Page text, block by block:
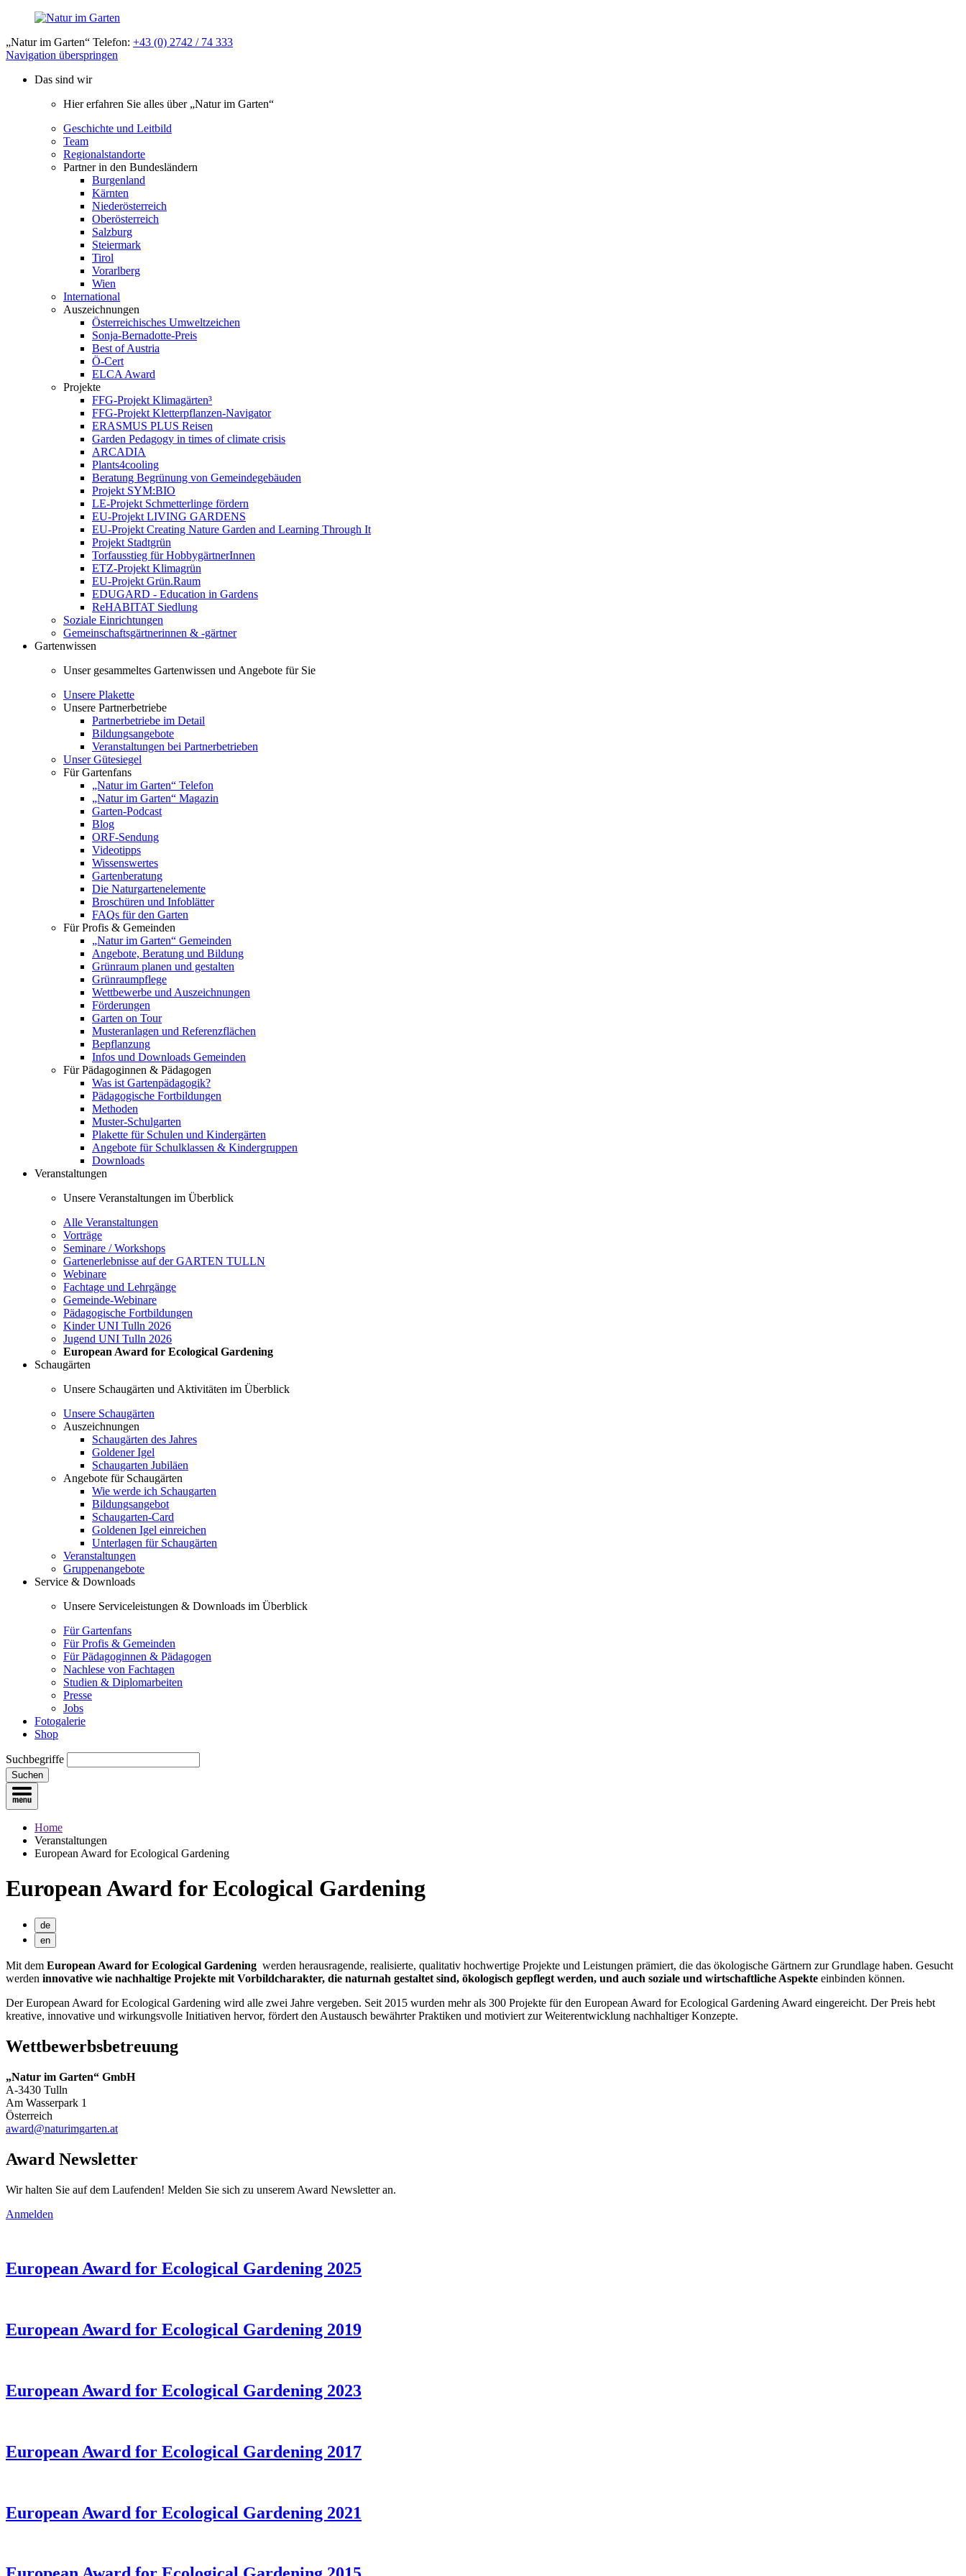
„Natur im Garten“ Telefon: +43 (0) 2742 / 74 333
Navigation überspringen
Das sind wir
Hier erfahren Sie alles über „Natur im Garten“
Geschichte und Leitbild
Team
Regionalstandorte
Partner in den Bundesländern
Burgenland
Kärnten
Niederösterreich
Oberösterreich
Salzburg
Steiermark
Tirol
Vorarlberg
Wien
International
Auszeichnungen
Österreichisches Umweltzeichen
Sonja-Bernadotte-Preis
Best of Austria
Ö-Cert
ELCA Award
Projekte
FFG-Projekt Klimagärten³
FFG-Projekt Kletterpflanzen-Navigator
ERASMUS PLUS Reisen
Garden Pedagogy in times of climate crisis
ARCADIA
Plants4cooling
Beratung Begrünung von Gemeindegebäuden
Projekt SYM:BIO
LE-Projekt Schmetterlinge fördern
EU-Projekt LIVING GARDENS
EU-Projekt Creating Nature Garden and Learning Through It
Projekt Stadtgrün
Torfausstieg für HobbygärtnerInnen
ETZ-Projekt Klimagrün
EU-Projekt Grün.Raum
EDUGARD - Education in Gardens
ReHABITAT Siedlung
Soziale Einrichtungen
Gemeinschaftsgärtnerinnen & -gärtner
Gartenwissen
Unser gesammeltes Gartenwissen und Angebote für Sie
Unsere Plakette
Unsere Partnerbetriebe
Partnerbetriebe im Detail
Bildungsangebote
Veranstaltungen bei Partnerbetrieben
Unser Gütesiegel
Für Gartenfans
„Natur im Garten“ Telefon
„Natur im Garten“ Magazin
Garten-Podcast
Blog
ORF-Sendung
Videotipps
Wissenswertes
Gartenberatung
Die Naturgartenelemente
Broschüren und Infoblätter
FAQs für den Garten
Für Profis & Gemeinden
„Natur im Garten“ Gemeinden
Angebote, Beratung und Bildung
Grünraum planen und gestalten
Grünraumpflege
Wettbewerbe und Auszeichnungen
Förderungen
Garten on Tour
Musteranlagen und Referenzflächen
Bepflanzung
Infos und Downloads Gemeinden
Für Pädagoginnen & Pädagogen
Was ist Gartenpädagogik?
Pädagogische Fortbildungen
Methoden
Muster-Schulgarten
Plakette für Schulen und Kindergärten
Angebote für Schulklassen & Kindergruppen
Downloads
Veranstaltungen
Unsere Veranstaltungen im Überblick
Alle Veranstaltungen
Vorträge
Seminare / Workshops
Gartenerlebnisse auf der GARTEN TULLN
Webinare
Fachtage und Lehrgänge
Gemeinde-Webinare
Pädagogische Fortbildungen
Kinder UNI Tulln 2026
Jugend UNI Tulln 2026
European Award for Ecological Gardening
Schaugärten
Unsere Schaugärten und Aktivitäten im Überblick
Unsere Schaugärten
Auszeichnungen
Schaugärten des Jahres
Goldener Igel
Schaugarten Jubiläen
Angebote für Schaugärten
Wie werde ich Schaugarten
Bildungsangebot
Schaugarten-Card
Goldenen Igel einreichen
Unterlagen für Schaugärten
Veranstaltungen
Gruppenangebote
Service & Downloads
Unsere Serviceleistungen & Downloads im Überblick
Für Gartenfans
Für Profis & Gemeinden
Für Pädagoginnen & Pädagogen
Nachlese von Fachtagen
Studien & Diplomarbeiten
Presse
Jobs
Fotogalerie
Shop
Suchbegriffe
Suchen
Home
Veranstaltungen
European Award for Ecological Gardening
European Award for Ecological Gardening
de
en
Mit dem European Award for Ecological Gardening werden herausragende, realisierte, qualitativ hochwertige Projekte und Leistungen prämiert, die das ökologische Gärtnern zur Grundlage haben. Gesucht
werden innovative wie nachhaltige Projekte mit Vorbildcharakter, die naturnah gestaltet sind, ökologisch gepflegt werden, und auch soziale und wirtschaftliche Aspekte einbinden können.
Der European Award for Ecological Gardening wird alle zwei Jahre vergeben. Seit 2015 wurden mehr als 300 Projekte für den European Award for Ecological Gardening Award eingereicht. Der Preis hebt
kreative, innovative und wirkungsvolle Initiativen hervor, fördert den Austausch bewährter Praktiken und motiviert zur Weiterentwicklung nachhaltiger Konzepte.
Wettbewerbsbetreuung
„Natur im Garten“ GmbH
A-3430 Tulln
Am Wasserpark 1
Österreich
award@naturimgarten.at
Award Newsletter
Wir halten Sie auf dem Laufenden! Melden Sie sich zu unserem Award Newsletter an.
Anmelden
European Award for Ecological Gardening 2025
European Award for Ecological Gardening 2019
European Award for Ecological Gardening 2023
European Award for Ecological Gardening 2017
European Award for Ecological Gardening 2021